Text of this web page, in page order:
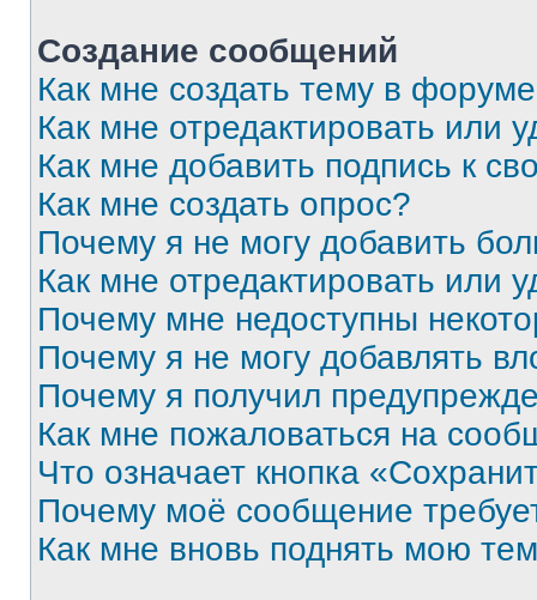
Создание сообщений
Как мне создать тему в
Как мне отредактировать или
Как мне добавить подпись к
Как мне создать опрос?
Почему я не могу добавить
Как мне отредактировать или
Почему мне недоступны
Почему я не могу добавлять
Почему я получил
Как мне пожаловаться на
Что означает кнопка
Почему моё сообщение
Как мне вновь поднять мою